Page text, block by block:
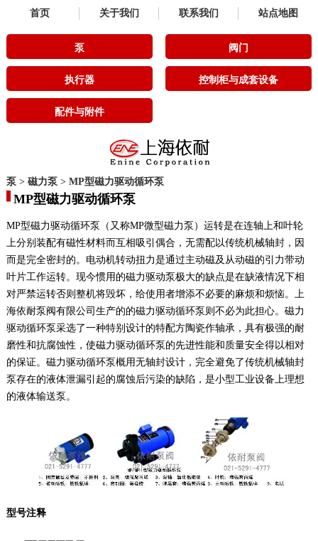
首页 关于我们 联系我们 站点地图
泵 阀门
执行器 控制柜与成套设备
配件与附件
泵> 磁力泵> MP型磁力驱动循环泵
MP型磁力驱动循环泵
MP型磁力驱动循环泵（又称MP微型磁力泵）运转是在连轴上和叶轮
上分别装配有磁性材料而互相吸引偶合，无需配以传统机械轴封，因
而是完全密封的。电动机转动扭力是通过主动磁及从动磁的引力带动
叶片工作运转。现今惯用的磁力驱动泵极大的缺点是在缺液情况下相
对严禁运转否则整机将毁坏，给使用者增添不必要的麻烦和烦恼。上
海依耐泵阀有限公司生产的的磁力驱动循环泵则不必为此担心。磁力
驱动循环泵采选了一种特别设计的特配方陶瓷作轴承，具有极强的耐
磨性和抗腐蚀性，使磁力驱动循环泵的先进性能和质量安全得以相对
的保证。磁力驱动循环泵概用无轴封设计，完全避免了传统机械轴封
泵存在的液体泄漏引起的腐蚀后污染的缺陷，是小型工业设备上理想
的液体输送泵。
型号注释